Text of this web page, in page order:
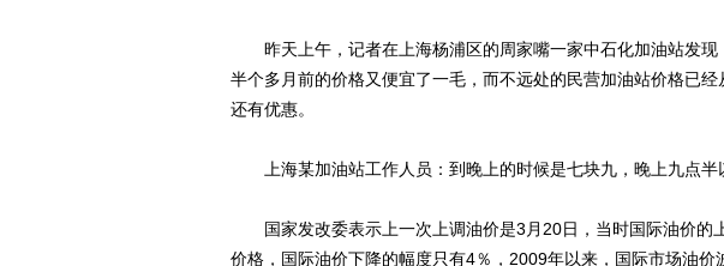
昨天上午，记者在上海杨浦区的周家嘴一家中石化加油站发现
半个多月前的价格又便宜了一毛，而不远处的民营加油站价格已
还有优惠。
上海某加油站工作人员：到晚上的时候是七块九，晚上九点半
国家发改委表示上一次上调油价是3月20日，当时国际油价的
价格，国际油价下降的幅度只有4％，2009年以来，国际市场油价